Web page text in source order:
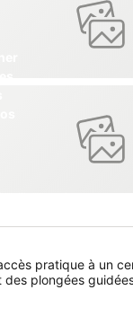
pratique à un
des plongées